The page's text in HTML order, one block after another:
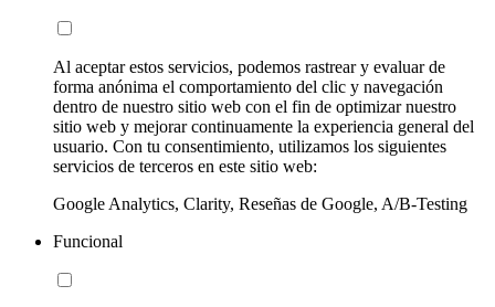
Al aceptar estos servicios, podemos rastrear y evaluar de
forma anónima el comportamiento del clic y navegación
dentro de nuestro sitio web con el fin de optimizar nuestro
sitio web y mejorar continuamente la experiencia general del
usuario. Con tu consentimiento, utilizamos los siguientes
servicios de terceros en este sitio web:
Google Analytics, Clarity, Reseñas de Google, A/B-Testing
Funcional